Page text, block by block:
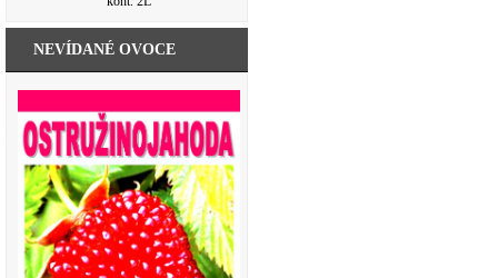
NEVÍDANÉ OVOCE